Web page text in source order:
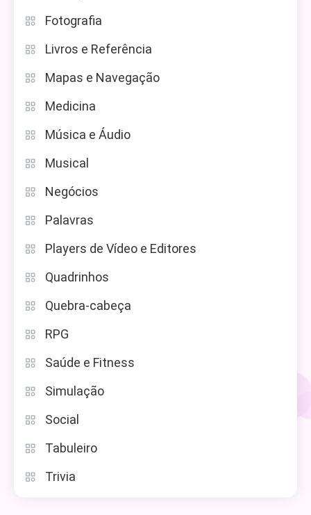
Fotografia
Livros e Referência
Mapas e Navegação
Medicina
Música e Áudio
Musical
Negócios
Palavras
Players de Vídeo e Editores
Quadrinhos
Quebra-cabeça
RPG
Saúde e Fitness
Simulação
Social
Tabuleiro
Trivia